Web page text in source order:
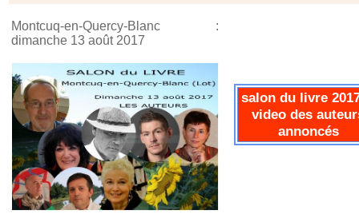
Montcuq-en-Quercy-Blanc :
dimanche 13 août 2017
salon du livre
video des
annoncés